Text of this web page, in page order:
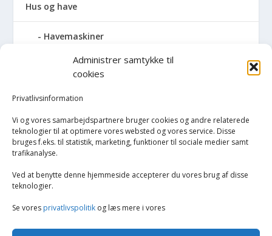
Administrer samtykke til
cookies
Privatlivsinformation
Vi og vores samarbejdspartnere bruger cookies og andre relaterede
teknologier til at optimere vores websted og vores service. Disse
bruges f.eks. til statistik, marketing, funktioner til sociale medier samt
trafikanalyse.
Ved at benytte denne hjemmeside accepterer du vores brug af disse
teknologier.
Se vores privatlivspolitik og læs mere i vores
Hus og have
Havemaskiner
Hvidevarer
Køkken
Opvarmning
Rengøring
Støvsugere